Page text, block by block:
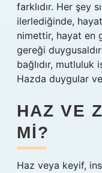
farklıdır. Her şey
ilerlediğinde,
nimettir, hayat en
gereği
bağlıdır, mutluluk
Hazda duygular
HAZ VE
MI?
Haz veya keyif,